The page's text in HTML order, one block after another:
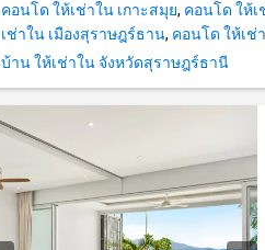
คอนโด ให้เช่าใน เกาะสมุย, คอนโด ให้เ
เช่าใน เมืองสุราษฎร์ธาน, คอนโด ให้เช่
บ้าน ให้เช่าใน จังหวัดสุราษฎร์ธานี